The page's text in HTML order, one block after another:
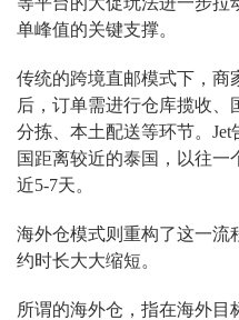
单峰值的关键支撑。
传统的跨境直邮模式下，商
后，订单需进行仓库揽收
分拣、本土配送等环节。
国距离较近的泰国，以往
近5-7天。
海外仓模式则重构了这一流
约时长大大缩短。
所谓的海外仓，指在海外目